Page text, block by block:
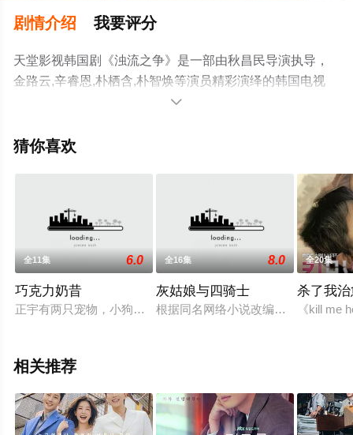
剧情介绍 我要评分
天堂影视韩国剧《浊流之争》是一部由秋昌民导演执导，
金路云,辛睿恩,朴栖含,朴智焕等演员精彩演绎的韩国电视
剧，大结局剧情已揭晓（全9集），手机免费观看高清未删
步至豆瓣电视剧、电视猫或剧情网等平台了解。

猜你喜欢
全11集 6.0
巧克力奶昔
正宇有两只宠物，小狗叫巧克力，小猫叫奶昔，奶昔和巧克力
全16集 8.0
灰姑娘与四骑士
根据同名网络小说改编，讲述一名梦
全20集
杀了我
《kill me
相关推荐